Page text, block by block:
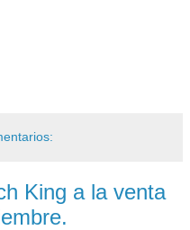
King a la venta